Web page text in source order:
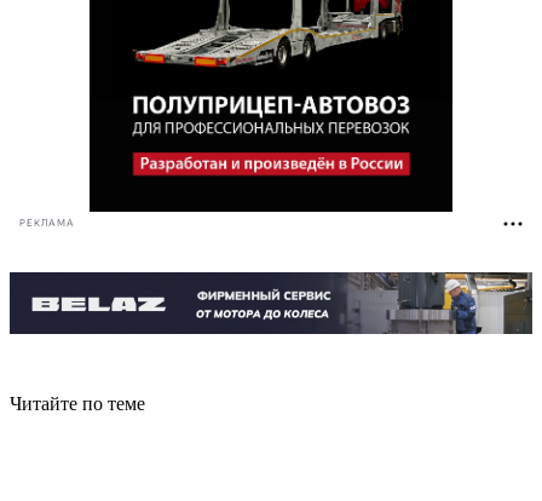
РЕКЛАМА
Читайте по теме